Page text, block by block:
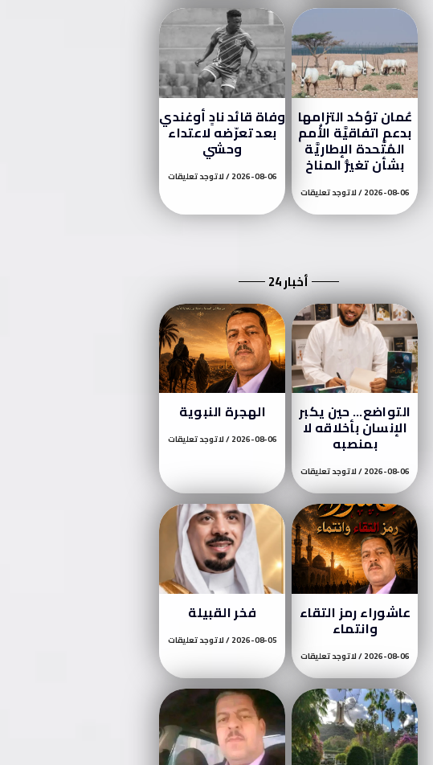
عُمان تؤكد التزامها
بدعم اتفاقيَّة الأُمم
المُتَّحدة الإطاريَّة
بشأن تغيُّر المناخ
2026-08-06 لا توجد تعليقات
وفاة قائد نادٍ أوغندي
بعد تعرّضه لاعتداء
وحشي
2026-08-06 لا توجد تعليقات
أخبار 24
التواضع… حين يكبر
الإنسان بأخلاقه لا
بمنصبه
2026-08-06 لا توجد تعليقات
الهجرة النبوية
2026-08-06 لا توجد تعليقات
عاشوراء رمز التقاء
وانتماء
2026-08-06 لا توجد تعليقات
فخر القبيلة
2026-08-05 لا توجد تعليقات